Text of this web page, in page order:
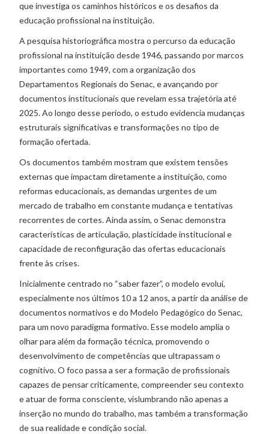
que investiga os caminhos históricos e os desafios da
educação profissional na instituição.
A pesquisa historiográfica mostra o percurso da educação
profissional na instituição desde 1946, passando por marcos
importantes como 1949, com a organização dos
Departamentos Regionais do Senac, e avançando por
documentos institucionais que revelam essa trajetória até
2025. Ao longo desse período, o estudo evidencia mudanças
estruturais significativas e transformações no tipo de
formação ofertada.
Os documentos também mostram que existem tensões
externas que impactam diretamente a instituição, como
reformas educacionais, as demandas urgentes de um
mercado de trabalho em constante mudança e tentativas
recorrentes de cortes. Ainda assim, o Senac demonstra
características de articulação, plasticidade institucional e
capacidade de reconfiguração das ofertas educacionais
frente às crises.
Inicialmente centrado no “saber fazer”, o modelo evolui,
especialmente nos últimos 10 a 12 anos, a partir da análise de
documentos normativos e do Modelo Pedagógico do Senac,
para um novo paradigma formativo. Esse modelo amplia o
olhar para além da formação técnica, promovendo o
desenvolvimento de competências que ultrapassam o
cognitivo. O foco passa a ser a formação de profissionais
capazes de pensar criticamente, compreender seu contexto
e atuar de forma consciente, vislumbrando não apenas a
inserção no mundo do trabalho, mas também a transformação
de sua realidade e condição social.